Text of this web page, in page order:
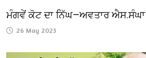
ਮੰਗਵੇਂ ਕੋਟ ਦਾ ਨਿੱਘ—ਅਵਤਾਰ ਐਸ.ਸੰਘਾ
26 May 2023